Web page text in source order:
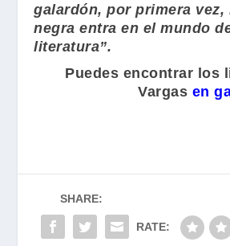
galardón, por primera vez,
negra entra en el mundo
literatura”.
Puedes encontrar los
Vargas en
SHARE:
RATE: